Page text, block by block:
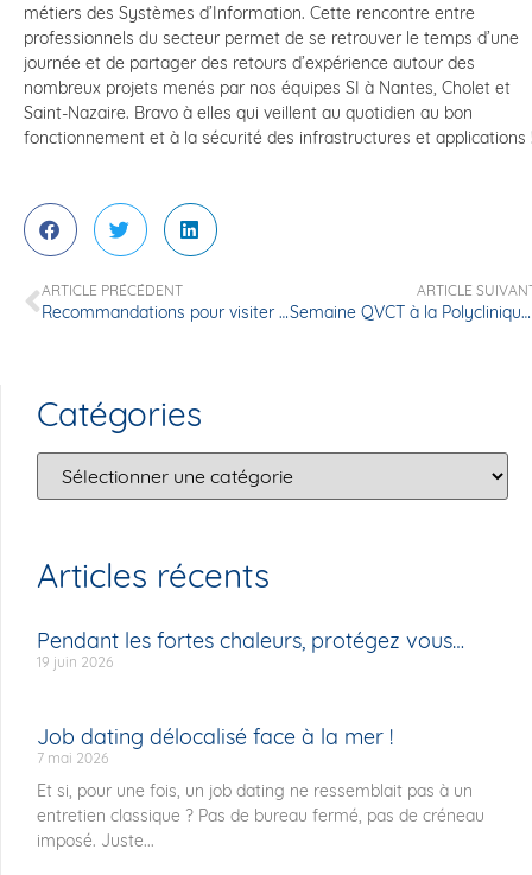
métiers des Systèmes d’Information. Cette rencontre entre
professionnels du secteur permet de se retrouver le temps d’une
journée et de partager des retours d’expérience autour des
nombreux projets menés par nos équipes SI à Nantes, Cholet et
Saint-Nazaire. Bravo à elles qui veillent au quotidien au bon
fonctionnement et à la sécurité des infrastructures et applications
ARTICLE PRÉCÉDENT
Recommandations pour visiter un proche
ARTICLE
Semaine QVCT à la Polyclinique – Qualité de Vie & Conditions de Travail
Catégories
Articles récents
Pendant les fortes chaleurs, protégez vous…
19 juin 2026
Job dating délocalisé face à la mer !
7 mai 2026
Et si, pour une fois, un job dating ne ressemblait pas à un
entretien classique ? Pas de bureau fermé, pas de créneau
imposé. Juste...